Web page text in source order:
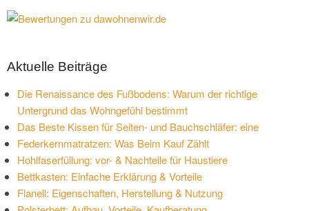
Beiträge
Aktuelle Beiträge
Die Renaissance des Fußbodens: Warum der richtige
Untergrund das Wohngefühl bestimmt
Das Beste Kissen für Seiten- und Bauchschläfer: eine
Federkernmatratzen: Was Beim Kauf Zählt
Hohlfaserfüllung: vor- & Nachteile für Haustiere
Bettkasten: Einfache Erklärung & Vorteile
Flanell: Eigenschaften, Herstellung & Nutzung